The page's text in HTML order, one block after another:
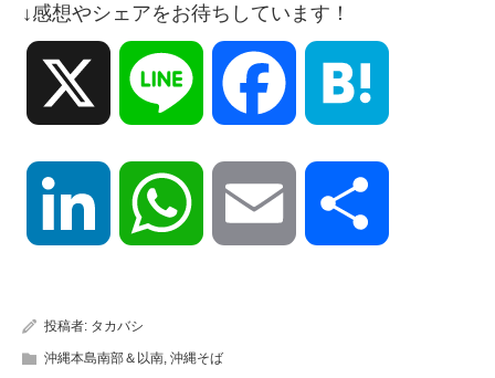
↓感想やシェアをお待ちしています！
Line Facebook
LinkedIn WhatsApp Email
投稿者: タカバシ
沖縄本島南部＆以南 沖縄そば